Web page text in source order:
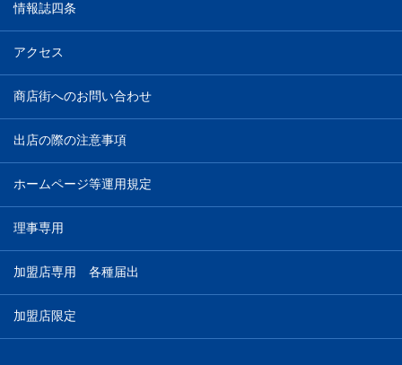
情報誌四条
アクセス
商店街へのお問い合わせ
出店の際の注意事項
ホームページ等運用規定
理事専用
加盟店専用 各種届出
加盟店限定